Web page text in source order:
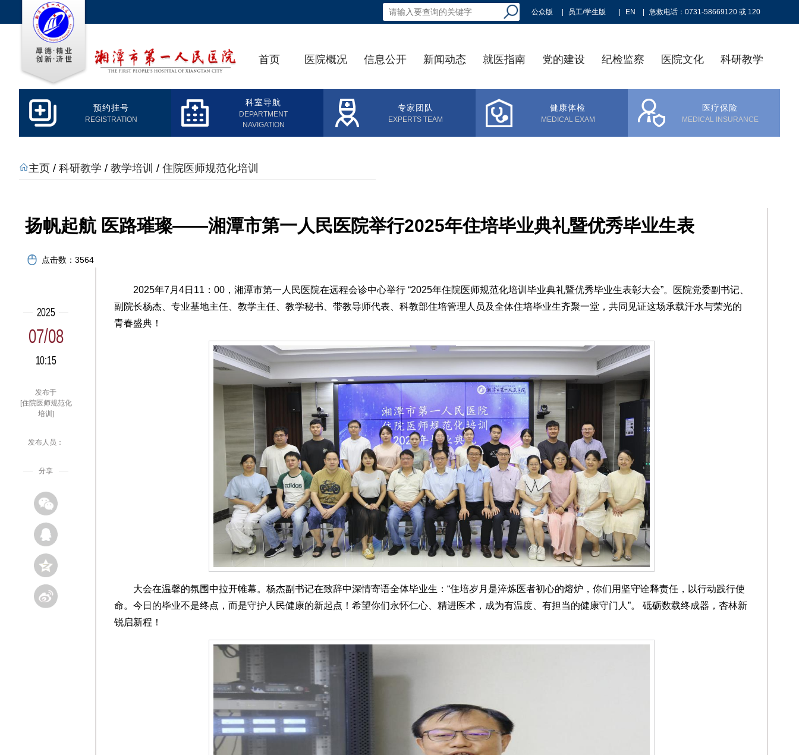
公众版 员工/学生版 EN 急救电话：0731-58669120 或 120
首页 医院概况 信息公开 新闻动态 就医指南 党的建设 纪检监察 医院文化 科研教学
预约挂号
REGISTRATION
科室导航
DEPARTMENT
NAVIGATION
专家团队
EXPERTS TEAM
健康体检
MEDICAL EXAM
医疗保险
MEDICAL INSURANCE
主页 / 科研教学 / 教学培训 / 住院医师规范化培训
2025
07/08
10:15
发布于
[住院医师规范化
培训]
发布人员：
分享
扬帆起航 医路璀璨——湘潭市第一人民医院举行2025年住培毕业典礼暨优秀毕业生表
点击数： 3564
2025年7月4日11：00，湘潭市第一人民医院在远程会诊中心举行 “2025年住院医师规范化培训毕业典礼暨优秀毕业生表彰大会”。医院党委副书记、
副院长杨杰、专业基地主任、教学主任、教学秘书、带教导师代表、科教部住培管理人员及全体住培毕业生齐聚一堂，共同见证这场承载汗水与荣光的
青春盛典！
大会在温馨的氛围中拉开帷幕。杨杰副书记在致辞中深情寄语全体毕业生：“住培岁月是淬炼医者初心的熔炉，你们用坚守诠释责任，以行动践行使
命。今日的毕业不是终点，而是守护人民健康的新起点！希望你们永怀仁心、精进医术，成为有温度、有担当的健康守门人”。 砥砺数载终成器，杏林新
锐启新程！